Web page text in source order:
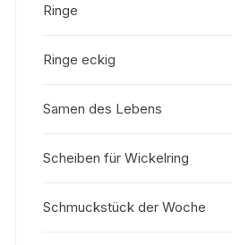
Ringe
Ringe eckig
Samen des Lebens
Scheiben für Wickelring
Schmuckstück der Woche